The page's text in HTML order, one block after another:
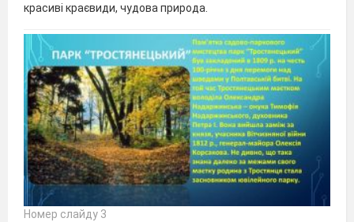
красиві краєвиди, чудова природа.
Номер слайду 3